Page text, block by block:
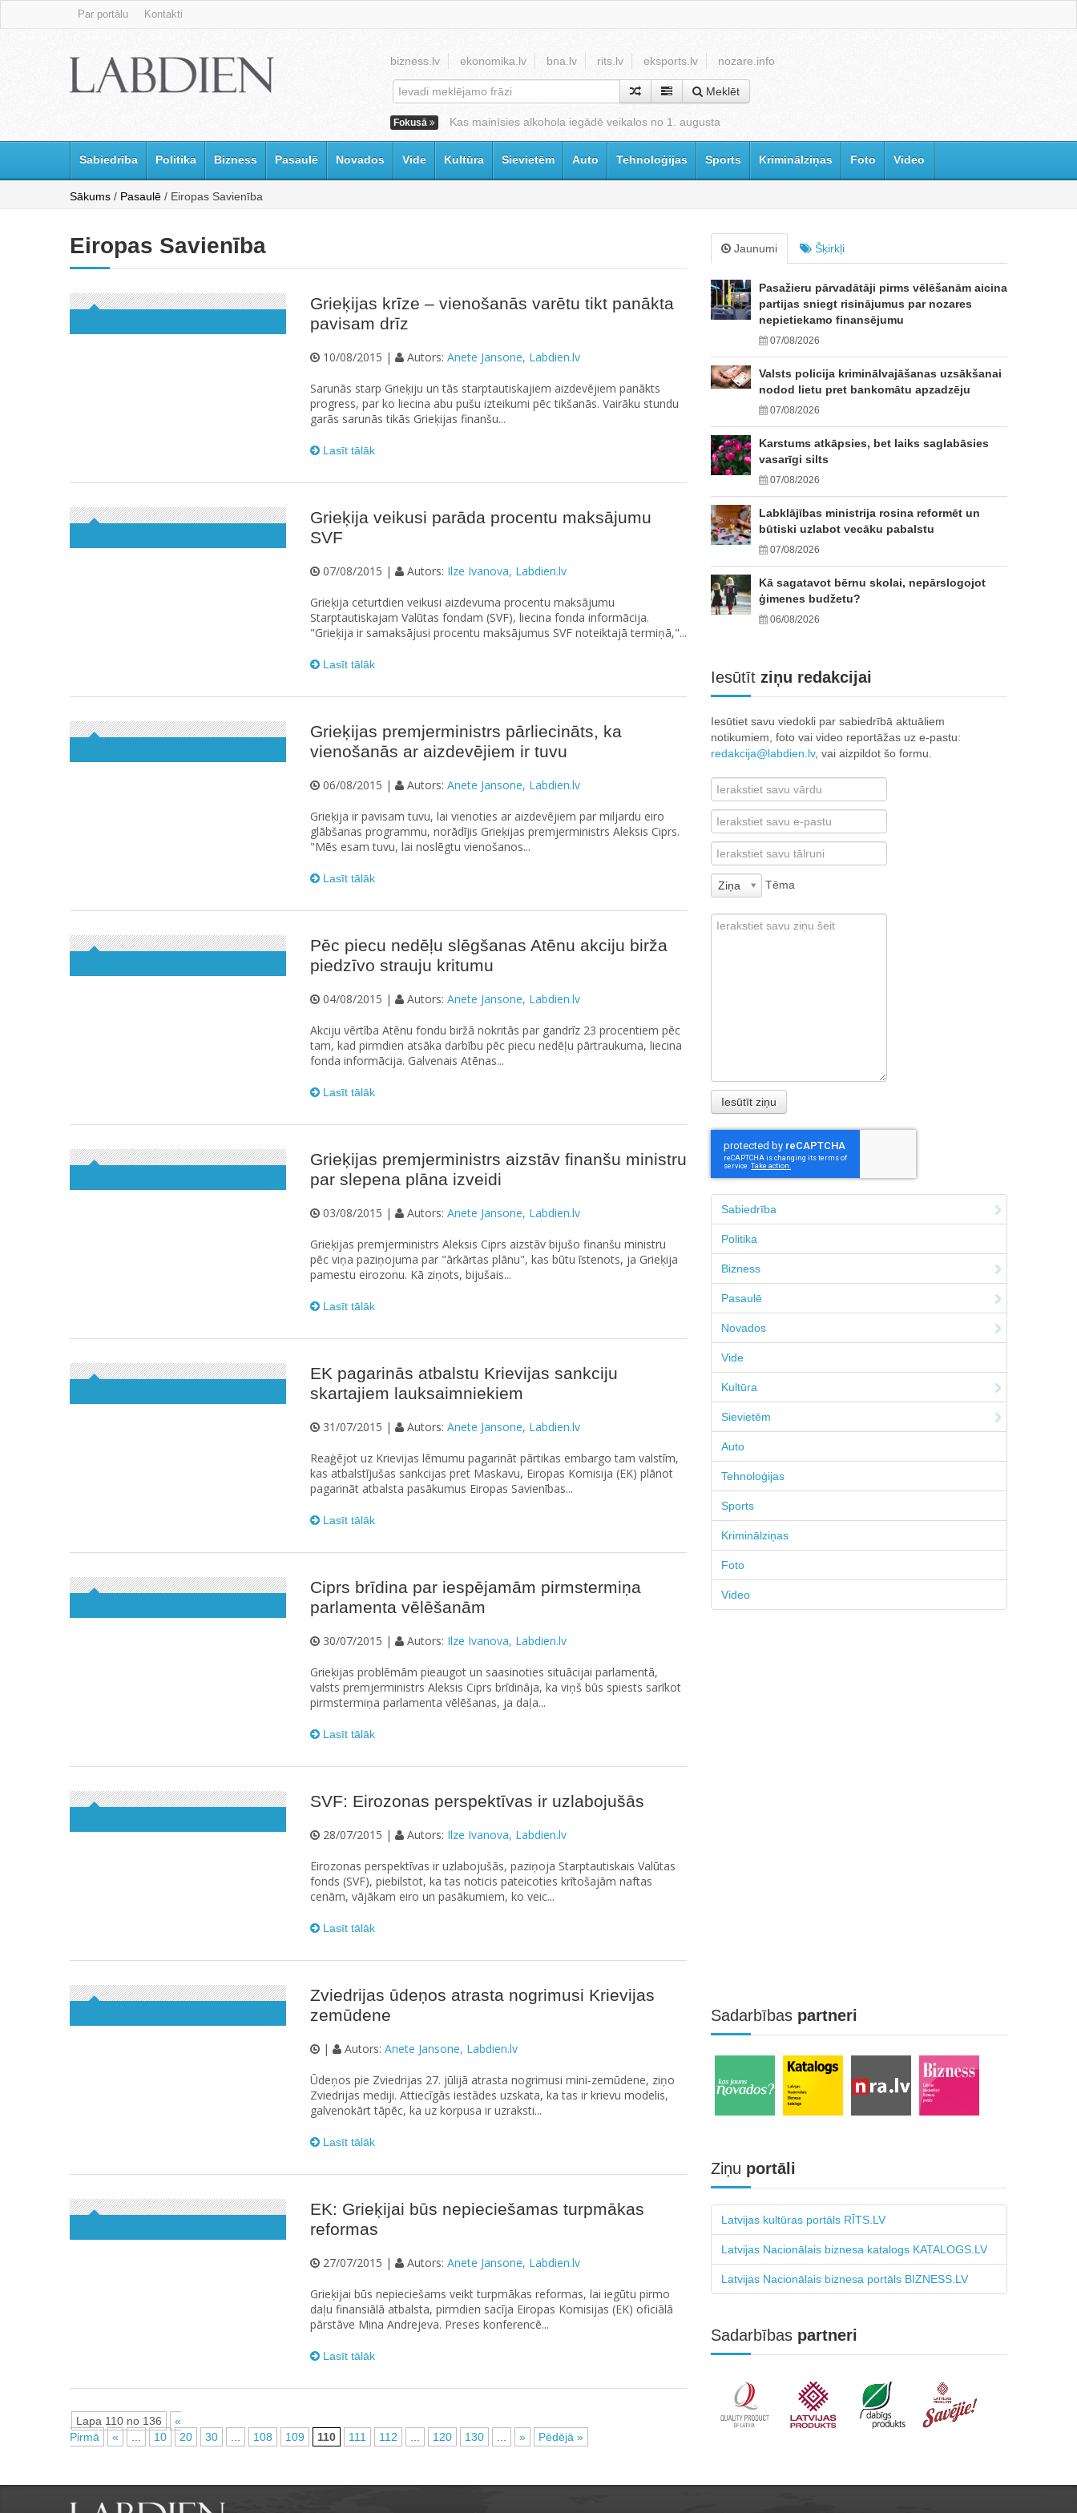
Par portālu Kontakti
bizness.lv ekonomika.lv bna.lv rits.lv eksports.lv nozare.info
Meklēt
Fokusā Kas mainīsies alkohola iegādē veikalos no 1. augusta
Sabiedrība Politika Bizness Pasaulē Novados Vide Kultūra Sievietēm Auto Tehnoloģijas Sports Kriminālziņas Foto Video
Sākums / Pasaulē / Eiropas Savienība
Eiropas Savienība
Grieķijas krīze – vienošanās varētu tikt panākta
pavisam drīz
10/08/2015 | Autors: Anete Jansone, Labdien.lv
Sarunās starp Grieķiju un tās starptautiskajiem aizdevējiem panākts
progress, par ko liecina abu pušu izteikumi pēc tikšanās. Vairāku stundu
garās sarunās tikās Grieķijas finanšu...
Lasīt tālāk
Grieķija veikusi parāda procentu maksājumu
SVF
07/08/2015 | Autors: Ilze Ivanova, Labdien.lv
Grieķija ceturtdien veikusi aizdevuma procentu maksājumu
Starptautiskajam Valūtas fondam (SVF), liecina fonda informācija.
"Grieķija ir samaksājusi procentu maksājumus SVF noteiktajā termiņā,"...
Lasīt tālāk
Grieķijas premjerministrs pārliecināts, ka
vienošanās ar aizdevējiem ir tuvu
06/08/2015 | Autors: Anete Jansone, Labdien.lv
Grieķija ir pavisam tuvu, lai vienoties ar aizdevējiem par miljardu eiro
glābšanas programmu, norādījis Grieķijas premjerministrs Aleksis Ciprs.
"Mēs esam tuvu, lai noslēgtu vienošanos...
Lasīt tālāk
Pēc piecu nedēļu slēgšanas Atēnu akciju birža
piedzīvo strauju kritumu
04/08/2015 | Autors: Anete Jansone, Labdien.lv
Akciju vērtība Atēnu fondu biržā nokritās par gandrīz 23 procentiem pēc
tam, kad pirmdien atsāka darbību pēc piecu nedēļu pārtraukuma, liecina
fonda informācija. Galvenais Atēnas...
Lasīt tālāk
Grieķijas premjerministrs aizstāv finanšu ministru
par slepena plāna izveidi
03/08/2015 | Autors: Anete Jansone, Labdien.lv
Grieķijas premjerministrs Aleksis Ciprs aizstāv bijušo finanšu ministru
pēc viņa paziņojuma par "ārkārtas plānu", kas būtu īstenots, ja Grieķija
pamestu eirozonu. Kā ziņots, bijušais...
Lasīt tālāk
EK pagarinās atbalstu Krievijas sankciju
skartajiem lauksaimniekiem
31/07/2015 | Autors: Anete Jansone, Labdien.lv
Reaģējot uz Krievijas lēmumu pagarināt pārtikas embargo tam valstīm,
kas atbalstījušas sankcijas pret Maskavu, Eiropas Komisija (EK) plānot
pagarināt atbalsta pasākumus Eiropas Savienības...
Lasīt tālāk
Ciprs brīdina par iespējamām pirmstermiņa
parlamenta vēlēšanām
30/07/2015 | Autors: Ilze Ivanova, Labdien.lv
Grieķijas problēmām pieaugot un saasinoties situācijai parlamentā,
valsts premjerministrs Aleksis Ciprs brīdināja, ka viņš būs spiests sarīkot
pirmstermiņa parlamenta vēlēšanas, ja daļa...
Lasīt tālāk
SVF: Eirozonas perspektīvas ir uzlabojušās
28/07/2015 | Autors: Ilze Ivanova, Labdien.lv
Eirozonas perspektīvas ir uzlabojušās, paziņoja Starptautiskais Valūtas
fonds (SVF), piebilstot, ka tas noticis pateicoties krītošajām naftas
cenām, vājākam eiro un pasākumiem, ko veic...
Lasīt tālāk
Zviedrijas ūdeņos atrasta nogrimusi Krievijas
zemūdene
| Autors: Anete Jansone, Labdien.lv
Ūdeņos pie Zviedrijas 27. jūlijā atrasta nogrimusi mini-zemūdene, ziņo
Zviedrijas mediji. Attiecīgās iestādes uzskata, ka tas ir krievu modelis,
galvenokārt tāpēc, ka uz korpusa ir uzraksti...
Lasīt tālāk
EK: Grieķijai būs nepieciešamas turpmākas
reformas
27/07/2015 | Autors: Anete Jansone, Labdien.lv
Grieķijai būs nepieciešams veikt turpmākas reformas, lai iegūtu pirmo
daļu finansiālā atbalsta, pirmdien sacīja Eiropas Komisijas (EK) oficiālā
pārstāve Mina Andrejeva. Preses konferencē...
Lasīt tālāk
Lapa 110 no 136
«
Pirmā
« 10 20 30 108 109 110 111 112 120 130 » Pēdējā »
Jaunumi Šķirkļi
Pasažieru pārvadātāji pirms vēlēšanām aicina
partijas sniegt risinājumus par nozares
nepietiekamo finansējumu
07/08/2026
Valsts policija kriminālvajāšanas uzsākšanai
nodod lietu pret bankomātu apzadzēju
07/08/2026
Karstums atkāpsies, bet laiks saglabāsies
vasarīgi silts
07/08/2026
Labklājības ministrija rosina reformēt un
būtiski uzlabot vecāku pabalstu
07/08/2026
Kā sagatavot bērnu skolai, nepārslogojot
ģimenes budžetu?
06/08/2026
Iesūtīt ziņu redakcijai
Iesūtiet savu viedokli par sabiedrībā aktuāliem
notikumiem, foto vai video reportāžas uz e-pastu:
redakcija@labdien.lv, vai aizpildot šo formu.
Ziņa Tēma
Sabiedrība
Politika
Bizness
Pasaulē
Novados
Vide
Kultūra
Sievietēm
Auto
Tehnoloģijas
Sports
Kriminālziņas
Foto
Video
Sadarbības partneri
Ziņu portāli
Latvijas kultūras portāls RĪTS.LV
Latvijas Nacionālais biznesa katalogs KATALOGS.LV
Latvijas Nacionālais biznesa portāls BIZNESS.LV
Sadarbības partneri